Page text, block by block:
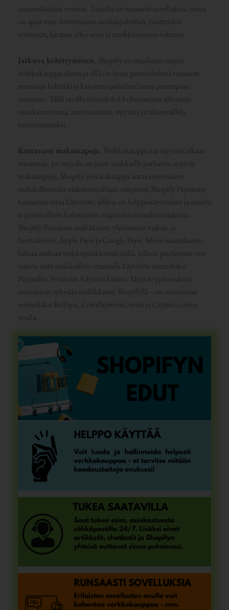
omannäköisesi version. Tarjolla on runsaasti sovelluksia, joista
on apua mm. toimitusten, asiakaspalvelun, tuotteiden
etsimisen, kaupan ulko-asun ja markkinoinnin suhteen.
Jatkuva kehittyminen. Shopify on maailman suurin
verkkokauppa-alusta ja sillä on isona pörssiyhtiönä runsaasti
resursseja kehittää ja kasvattaa palvelun laatua parempaan
suuntaan. Tällä tavalla esimerkiksi kohennetaan ulkoasun
muokattavuutta, automaatiota, myyntiä ja tilausmalleja
toimivammaksi.
Kattavasti maksutapoja. Verkkokauppa saa myyntiä aikaan
enemmän, jos tarjolla on juuri asiakkaille parhaiten sopivia
maksutapoja. Shopify verkkokauppa antaa erinomaiset
mahdollisuudet maksutavoillaan; erityisesti Shopify Payments
kannattaa ottaa käyttöön, sillä se on helppokäyttöinen ja sinulta
ei peritä silloin kolmannen osapuolen transaktiomaksuja.
Shopify Payments sisältää mm. yleisimmät maksu- ja
luottokortit, Apple Payn ja Google Payn. Moni suomalainen
haluaa maksaa verkkopankkimaksuilla, jolloin puolestaan voit
tarjota niitä asiakkaillesi ottamalla käyttöön esimerkiksi
Paytrailin, Svean tai Adyenin kautta. Myös kryptomaksut
onnistuvat nykyään mallikkaasti Shopifyllä – ne onnistuvat
esimerkiksi BitPayn, CoinPayments.netin ja Crypto.comin
avulla.